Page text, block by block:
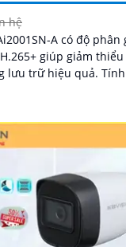
hệ
A có độ
giúp giảm
quả. Tính năng nhận diện